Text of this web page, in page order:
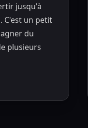
jusqu'à
C'est un petit
du
plusieurs